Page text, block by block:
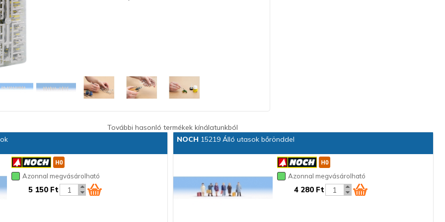
További hasonló termékek kínálatunkból
Azonnal megvásárolható
5 150 Ft
NOCH 15219 Álló utasok bőrönddel
Azonnal megvásárolható
4 280 Ft